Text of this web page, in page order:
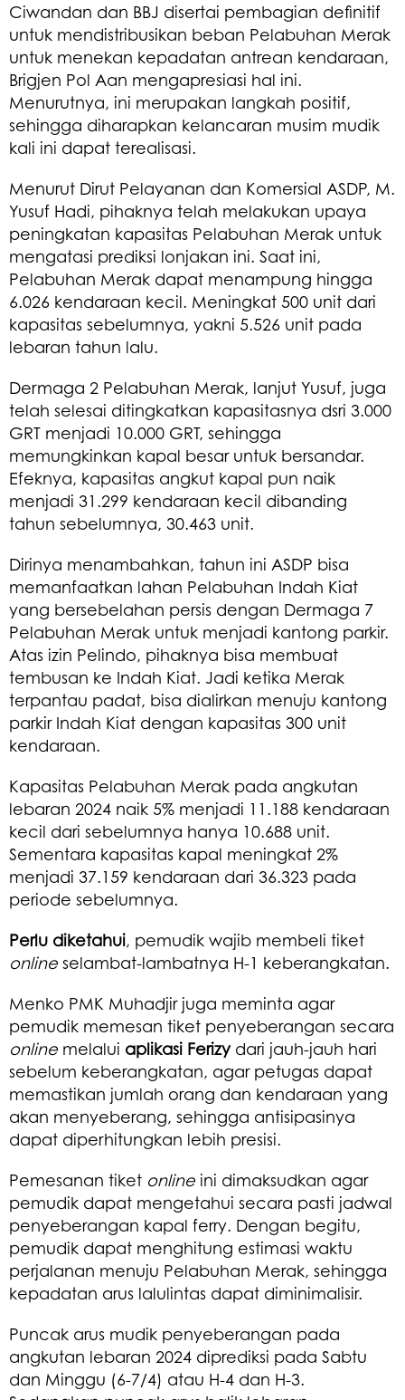
Ciwandan dan BBJ disertai pembagian definitif
untuk mendistribusikan beban Pelabuhan Merak
untuk menekan kepadatan antrean kendaraan,
Brigjen Pol Aan mengapresiasi hal ini.
Menurutnya, ini merupakan langkah positif,
sehingga diharapkan kelancaran musim mudik
kali ini dapat terealisasi.
Menurut Dirut Pelayanan dan Komersial ASDP, M.
Yusuf Hadi, pihaknya telah melakukan upaya
peningkatan kapasitas Pelabuhan Merak untuk
mengatasi prediksi lonjakan ini. Saat ini,
Pelabuhan Merak dapat menampung hingga
6.026 kendaraan kecil. Meningkat 500 unit dari
kapasitas sebelumnya, yakni 5.526 unit pada
lebaran tahun lalu.
Dermaga 2 Pelabuhan Merak, lanjut Yusuf, juga
telah selesai ditingkatkan kapasitasnya dsri 3.000
GRT menjadi 10.000 GRT, sehingga
memungkinkan kapal besar untuk bersandar.
Efeknya, kapasitas angkut kapal pun naik
menjadi 31.299 kendaraan kecil dibanding
tahun sebelumnya, 30.463 unit.
Dirinya menambahkan, tahun ini ASDP bisa
memanfaatkan lahan Pelabuhan Indah Kiat
yang bersebelahan persis dengan Dermaga 7
Pelabuhan Merak untuk menjadi kantong parkir.
Atas izin Pelindo, pihaknya bisa membuat
tembusan ke Indah Kiat. Jadi ketika Merak
terpantau padat, bisa dialirkan menuju kantong
parkir Indah Kiat dengan kapasitas 300 unit
kendaraan.
Kapasitas Pelabuhan Merak pada angkutan
lebaran 2024 naik 5% menjadi 11.188 kendaraan
kecil dari sebelumnya hanya 10.688 unit.
Sementara kapasitas kapal meningkat 2%
menjadi 37.159 kendaraan dari 36.323 pada
periode sebelumnya.
Perlu diketahui, pemudik wajib membeli tiket
online selambat-lambatnya H-1 keberangkatan.
Menko PMK Muhadjir juga meminta agar
pemudik memesan tiket penyeberangan secara
online melalui aplikasi Ferizydari jauh-jauh hari
sebelum keberangkatan, agar petugas dapat
memastikan jumlah orang dan kendaraan yang
akan menyeberang, sehingga antisipasinya
dapat diperhitungkan lebih presisi.
Pemesanan tiket online ini dimaksudkan agar
pemudik dapat mengetahui secara pasti jadwal
penyeberangan kapal ferry. Dengan begitu,
pemudik dapat menghitung estimasi waktu
perjalanan menuju Pelabuhan Merak, sehingga
kepadatan arus lalulintas dapat diminimalisir.
Puncak arus mudik penyeberangan pada
angkutan lebaran 2024 diprediksi pada Sabtu
dan Minggu (6-7/4) atau H-4 dan H-3.